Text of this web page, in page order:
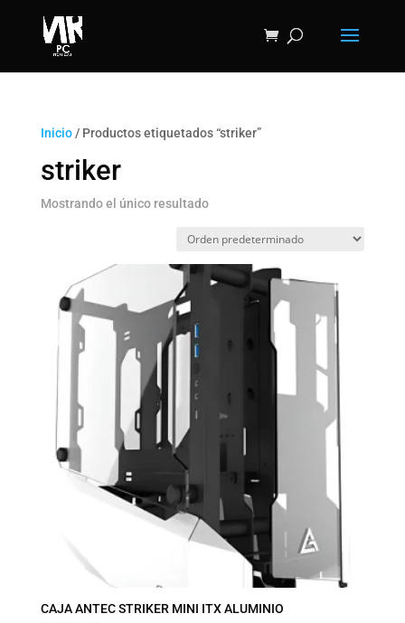
Inicio/ Productos etiquetados “striker”
striker
Mostrando el único resultado
CAJA ANTEC STRIKER‎ MINI ‎ITX‎ ALUMINIO